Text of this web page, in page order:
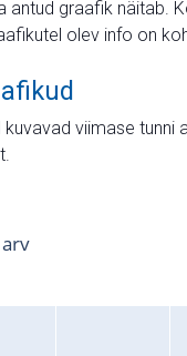
antud graafik näitab.
olev info on
viimase tunni